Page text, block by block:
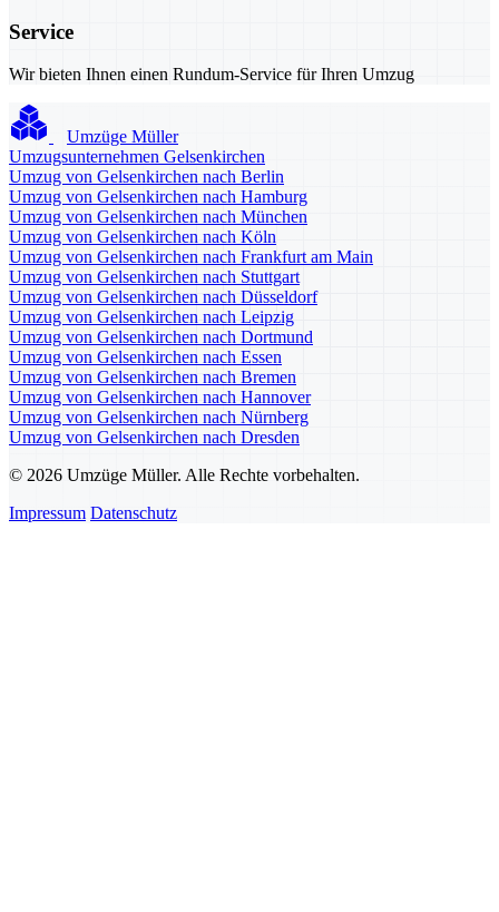
Service
Wir bieten Ihnen einen Rundum-Service für Ihren Umzug
Umzüge Müller
Umzugsunternehmen Gelsenkirchen
Umzug von Gelsenkirchen nach Berlin
Umzug von Gelsenkirchen nach Hamburg
Umzug von Gelsenkirchen nach München
Umzug von Gelsenkirchen nach Köln
Umzug von Gelsenkirchen nach Frankfurt am Main
Umzug von Gelsenkirchen nach Stuttgart
Umzug von Gelsenkirchen nach Düsseldorf
Umzug von Gelsenkirchen nach Leipzig
Umzug von Gelsenkirchen nach Dortmund
Umzug von Gelsenkirchen nach Essen
Umzug von Gelsenkirchen nach Bremen
Umzug von Gelsenkirchen nach Hannover
Umzug von Gelsenkirchen nach Nürnberg
Umzug von Gelsenkirchen nach Dresden
© 2026 Umzüge Müller. Alle Rechte vorbehalten.
Impressum Datenschutz